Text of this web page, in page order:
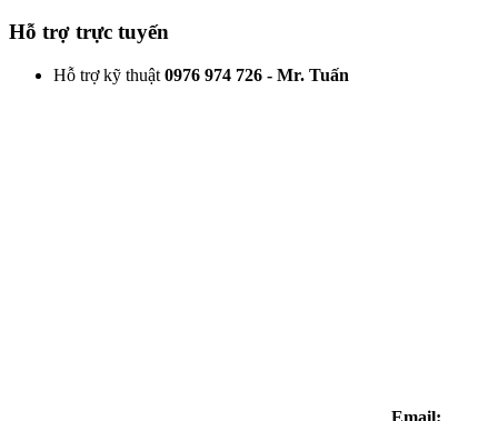
Hỗ trợ trực tuyến
Hỗ trợ kỹ thuật 0976 974 726 - Mr. Tuấn